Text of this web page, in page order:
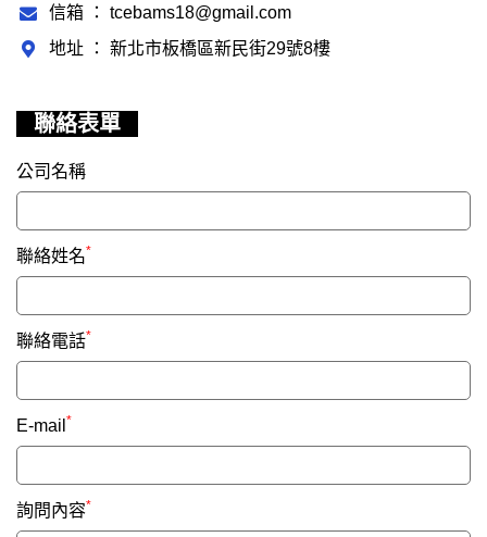
信箱 ： tcebams18@gmail.com
地址 ： 新北市板橋區新民街29號8樓
聯絡表單
公司名稱
聯絡姓名*
聯絡電話*
E-mail *
詢問內容*